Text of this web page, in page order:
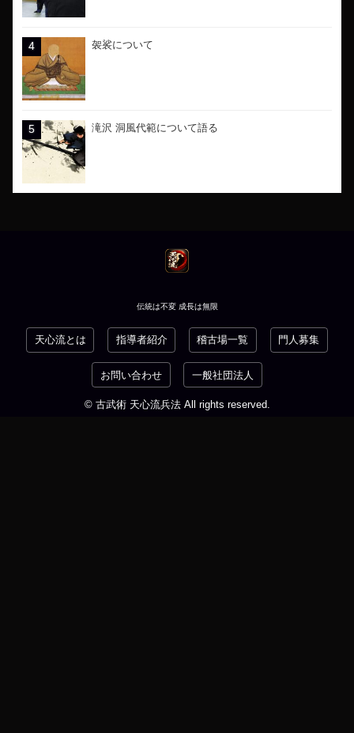
袈裟について
滝沢 洞風代範について語る
伝統は不変 成長は無限
天心流とは 指導者紹介 稽古場一覧 門人募集
お問い合わせ 一般社団法人
© 古武術 天心流兵法 All rights reserved.